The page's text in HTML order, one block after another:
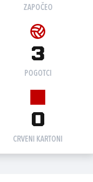
ZAPOČEO
3
POGOTCI
0
CRVENI KARTONI